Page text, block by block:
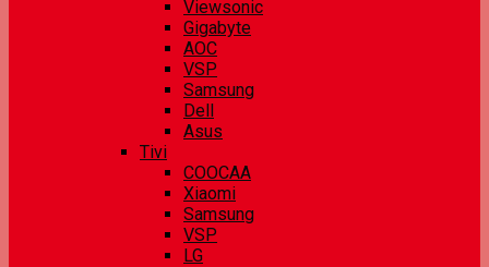
Viewsonic
Gigabyte
AOC
VSP
Samsung
Dell
Asus
Tivi
COOCAA
Xiaomi
Samsung
VSP
LG